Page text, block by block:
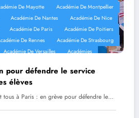
De Mayotte
Académie De Montpellier
Académie De Nantes
Académie De Nice
Académie De Paris
Académie De Poitiers
De Rennes
Académie De Strasbourg
Académie De Versailles
Académies
pour défendre le service
élèves
tous à Paris : en grève pour défendre le…